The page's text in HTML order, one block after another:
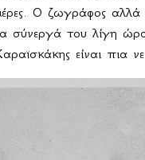
Ο ζωγράφος αλλά
σύνεργά του λίγη
είναι πια